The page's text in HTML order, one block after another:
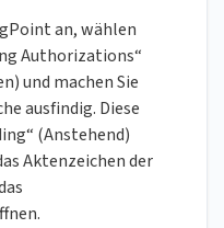
an, wählen
Authorizations“
und machen Sie
ausfindig. Diese
(Anstehend)
Aktenzeichen der